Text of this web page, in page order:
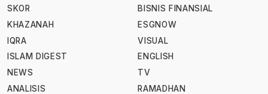
SKOR
KHAZANAH
IQRA
ISLAM DIGEST
NEWS
ANALISIS
BISNIS FINANSIAL
ESGNOW
VISUAL
ENGLISH
TV
RAMADHAN